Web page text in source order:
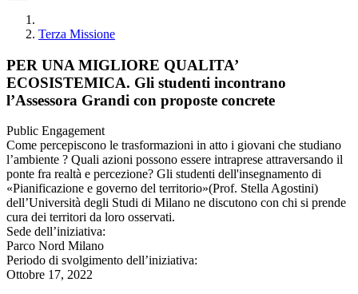
Terza Missione
PER UNA MIGLIORE QUALITA’
ECOSISTEMICA. Gli studenti incontrano
l’Assessora Grandi con proposte concrete
Public Engagement
Come percepiscono le trasformazioni in atto i giovani che studiano
l’ambiente ? Quali azioni possono essere intraprese attraversando il
ponte fra realtà e percezione? Gli studenti dell'insegnamento di
«Pianificazione e governo del territorio»(Prof. Stella Agostini)
dell’Università degli Studi di Milano ne discutono con chi si prende
cura dei territori da loro osservati.
Sede dell’iniziativa:
Parco Nord Milano
Periodo di svolgimento dell’iniziativa:
Ottobre 17, 2022